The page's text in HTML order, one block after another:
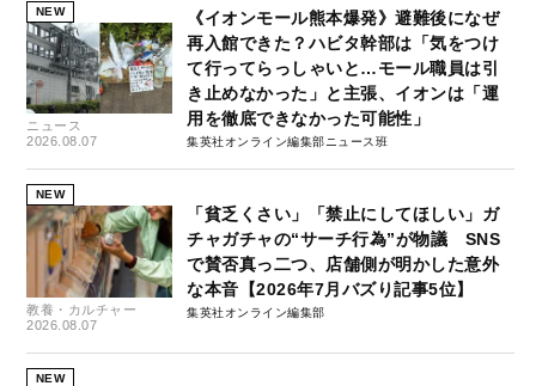
NEW
ニュース
2026.08.07
《イオンモール熊本爆発》避難後になぜ
再入館できた？ハビタ幹部は「気をつけ
て行ってらっしゃいと…モール職員は引
き止めなかった」と主張、イオンは「運
用を徹底できなかった可能性」
集英社オンライン編集部ニュース班
NEW
教養・カルチャー
2026.08.07
「貧乏くさい」「禁止にしてほしい」ガ
チャガチャの“サーチ行為”が物議 SNS
で賛否真っ二つ、店舗側が明かした意外
な本音【2026年7月バズり記事5位】
集英社オンライン編集部
NEW